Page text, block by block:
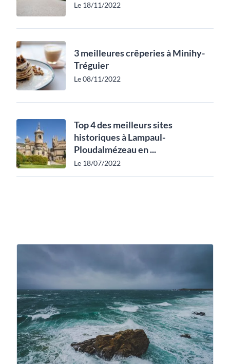
Le 18/11/2022
3 meilleures crêperies à Minihy-
Tréguier
Le 08/11/2022
Top 4 des meilleurs sites
historiques à Lampaul-
Ploudalmézeau en ...
Le 18/07/2022